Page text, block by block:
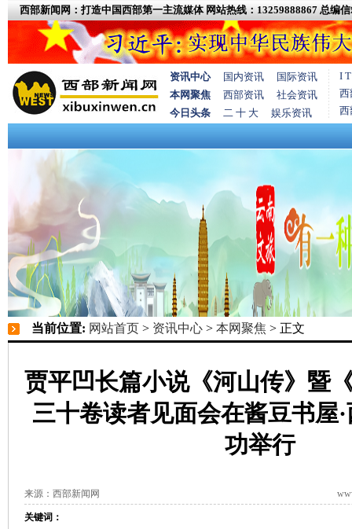
西部新闻网：打造中国西部第一主流媒体 网站热线：13259888867 总编信
资讯中心 国内资讯
国际资讯
本网聚焦
西部资讯
社会资讯
今日头条
二 十 大 娱乐资讯
I
西
西
当前位置: 网站首页 > 资讯中心 > 本网聚焦 > 正文
贾平凹长篇小说《河山传》暨
三十卷读者见面会在酱豆书屋
功举行
来源：西部新闻网
关键词：